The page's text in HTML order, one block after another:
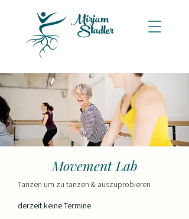
Stadler
Mirjam
Movement Lab
Tanzen um zu tanzen & auszuprobieren
derzeit keine Termine